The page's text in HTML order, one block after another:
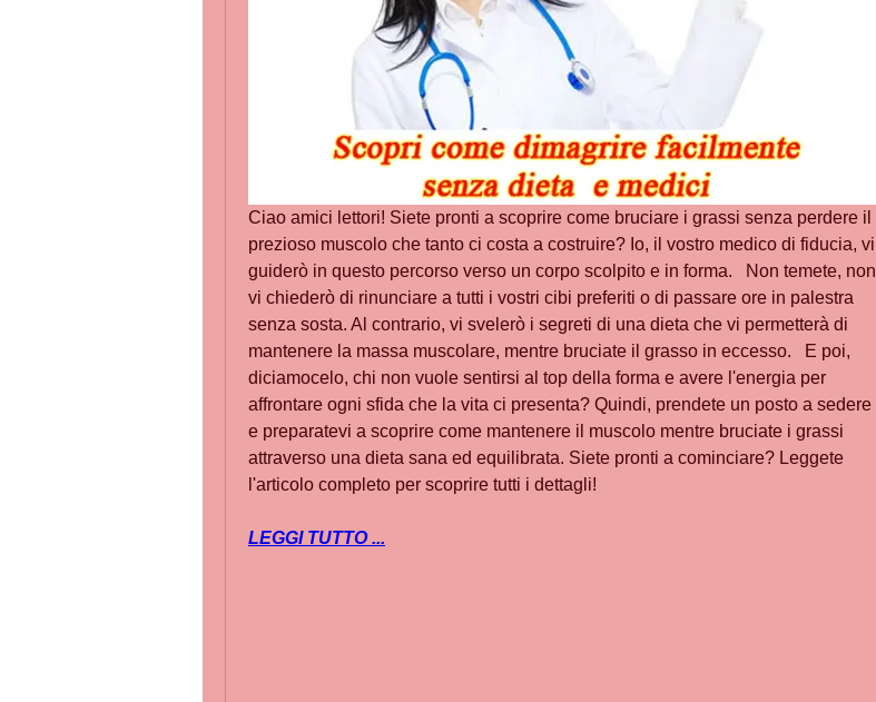
Ciao amici lettori! Siete pronti a scoprire come bruciare i grassi senza perdere il
prezioso muscolo che tanto ci costa a costruire? Io, il vostro medico di fiducia, vi
guiderò in questo percorso verso un corpo scolpito e in forma.   Non temete, non
vi chiederò di rinunciare a tutti i vostri cibi preferiti o di passare ore in palestra
senza sosta. Al contrario, vi svelerò i segreti di una dieta che vi permetterà di
mantenere la massa muscolare, mentre bruciate il grasso in eccesso.   E poi,
diciamocelo, chi non vuole sentirsi al top della forma e avere l'energia per
affrontare ogni sfida che la vita ci presenta? Quindi, prendete un posto a sedere
e preparatevi a scoprire come mantenere il muscolo mentre bruciate i grassi
attraverso una dieta sana ed equilibrata. Siete pronti a cominciare? Leggete
l'articolo completo per scoprire tutti i dettagli!
LEGGI TUTTO ...